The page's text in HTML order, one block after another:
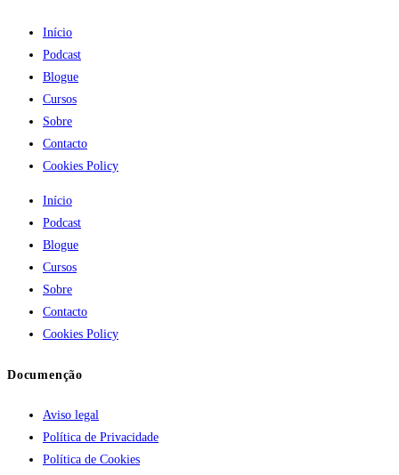
Início
Podcast
Blogue
Cursos
Sobre
Contacto
Cookies Policy
Início
Podcast
Blogue
Cursos
Sobre
Contacto
Cookies Policy
Documenção
Aviso legal
Política de Privacidade
Política de Cookies